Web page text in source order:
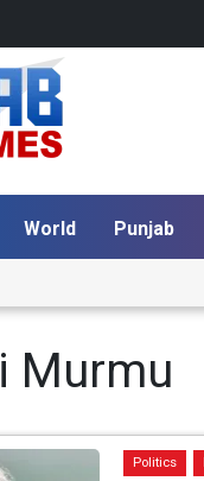
World Punjab
Murmu
Politics